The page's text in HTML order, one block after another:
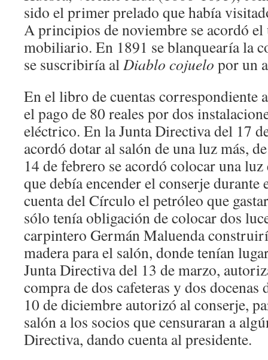
sido el primer prelado que había
A principios de noviembre se acordó
mobiliario. En 1891 se blanquearía la
se suscribiría alDiablo cojuelo por un
En el libro de cuentas correspondiente
el pago de 80 reales por dos
eléctrico. En la Junta Directiva del 17
acordó dotar al salón de una luz más,
14 de febrero se acordó colocar una
que debía encender el conserje
cuenta del Círculo el petróleo que
sólo tenía obligación de colocar dos
carpintero Germán Maluenda
madera para el salón, donde tenían
Junta Directiva del 13 de marzo,
compra de dos cafeteras y dos docenas
10 de diciembre autorizó al conserje,
salón a los socios que censuraran a
Directiva, dando cuenta al presidente.